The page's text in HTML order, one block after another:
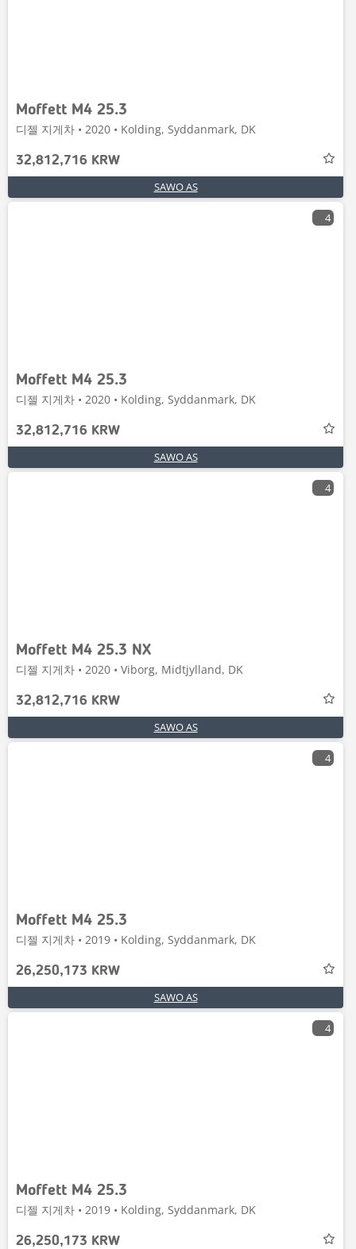
Moffett M4 25.3
디젤 지게차 • 2020 • Kolding, Syddanmark, DK
32,812,716 KRW
SAWO AS
4
Moffett M4 25.3
디젤 지게차 • 2020 • Kolding, Syddanmark, DK
32,812,716 KRW
SAWO AS
4
Moffett M4 25.3 NX
디젤 지게차 • 2020 • Viborg, Midtjylland, DK
32,812,716 KRW
SAWO AS
4
Moffett M4 25.3
디젤 지게차 • 2019 • Kolding, Syddanmark, DK
26,250,173 KRW
SAWO AS
4
Moffett M4 25.3
디젤 지게차 • 2019 • Kolding, Syddanmark, DK
26,250,173 KRW